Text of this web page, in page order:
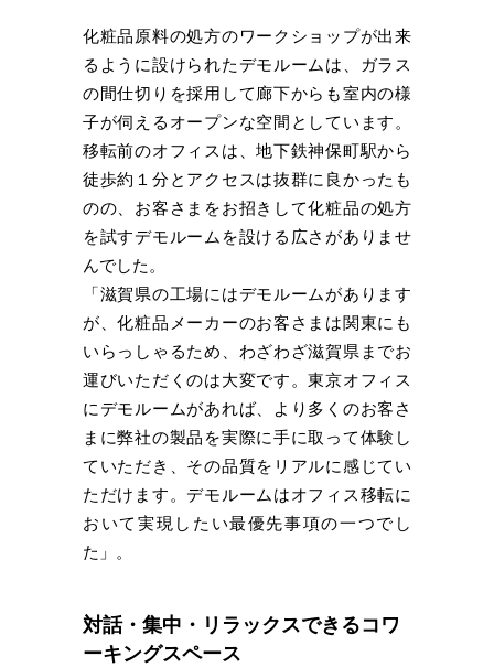
化粧品原料の処方のワークショップが出来
るように設けられたデモルームは、ガラス
の間仕切りを採用して廊下からも室内の様
子が伺えるオープンな空間としています。
移転前のオフィスは、地下鉄神保町駅から
徒歩約１分とアクセスは抜群に良かったも
のの、お客さまをお招きして化粧品の処方
を試すデモルームを設ける広さがありませ
んでした。
「滋賀県の工場にはデモルームがあります
が、化粧品メーカーのお客さまは関東にも
いらっしゃるため、わざわざ滋賀県までお
運びいただくのは大変です。東京オフィス
にデモルームがあれば、より多くのお客さ
まに弊社の製品を実際に手に取って体験し
ていただき、その品質をリアルに感じてい
ただけます。デモルームはオフィス移転に
おいて実現したい最優先事項の一つでし
た」。
対話・集中・リラックスできるコワ
ーキングスペース